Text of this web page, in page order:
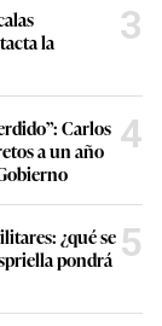
la
3
Carlos
a un año
4
¿qué se
pondrá 5